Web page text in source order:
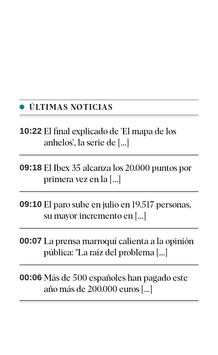
ÚLTIMAS NOTICIAS
10:22 El final explicado de 'El mapa de los
anhelos', la serie de [...]
09:18 El Ibex 35 alcanza los 20.000 puntos por
primera vez en la [...]
09:10 El paro sube en julio en 19.517 personas,
su mayor incremento en [...]
00:07 La prensa marroquí calienta a la opinión
pública: "La raíz del problema [...]
00:06 Más de 500 españoles han pagado este
año más de 200.000 euros [...]